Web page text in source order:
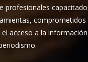
profesionales
comprometidos
acceso a la